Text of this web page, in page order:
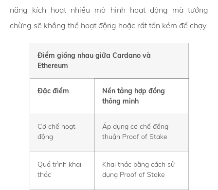
năng kích hoạt nhiều mô hình hoạt động mà tưởng
chừng sẽ không thể hoạt động hoặc rất tốn kém để chạy.
Điểm giống nhau giữa Cardano và
Ethereum
Đặc điểm
Nền tảng hợp đồng
thông minh
Cơ chế hoạt
động
Áp dụng cơ chế đồng
thuận Proof of Stake
Quá trình khai
thác
Khai thác bằng cách sử
dụng Proof of Stake